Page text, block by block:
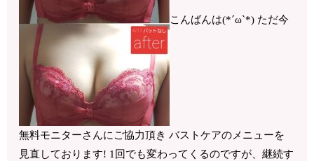
こんばんは(*´ω`*) ただ今
無料モニターさんにご協力頂き バストケアのメニューを
見直しております! 1回でも変わってくるのですが、継続す